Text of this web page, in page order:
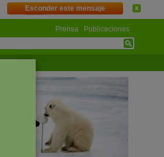
Esconder este mensaje
Prensa Publicaciones